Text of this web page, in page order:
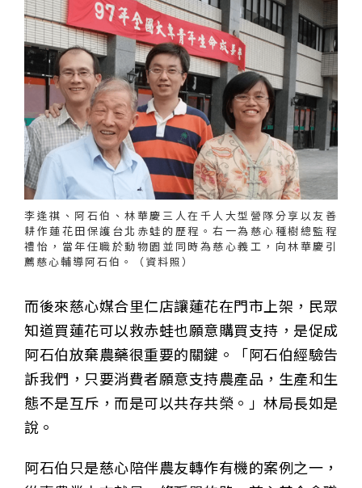
李逢祺、阿石伯、林華慶三人在千人大型營隊分享以友善
耕作蓮花田保護台北赤蛙的歷程。右一為慈心種樹總監程
禮怡，當年任職於動物園並同時為慈心義工，向林華慶引
薦慈心輔導阿石伯。（資料照）
而後來慈心媒合里仁店讓蓮花在門市上架，民眾
知道買蓮花可以救赤蛙也願意購買支持，是促成
阿石伯放棄農藥很重要的關鍵。「阿石伯經驗告
訴我們，只要消費者願意支持農產品，生產和生
態不是互斥，而是可以共存共榮。」林局長如是
說。
阿石伯只是慈心陪伴農友轉作有機的案例之一，